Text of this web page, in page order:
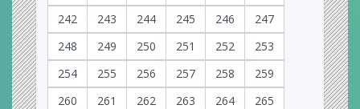
242
243 244 245 246
247
248
249 250 251 252
253
254
255 256 257 258
259
260
261 262 263 264
265